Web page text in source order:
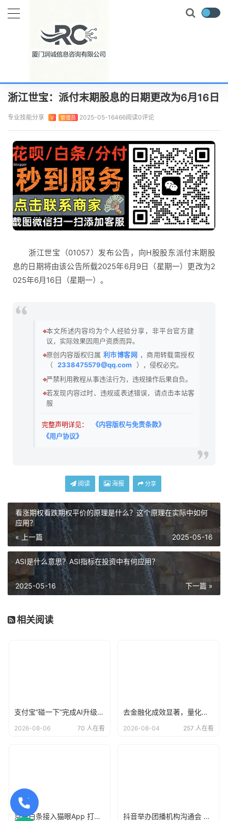
当前位置： 首页 实时要闻
浙江世宝：派付末期股息的日期更改为6月16日
专业技能分享 V 管理员 2025-05-16466阅读0评论
浙江世宝（01057）发布公告，向H股股东派付末期股
息的日期将由该公告所载2025年6月9日（星期一）更改为2
025年6月16日（星期一）。
🔹本文所述内容均为个人经验分享，非平台官方建
议，实际效果因用户资质而异。
🔹原创内容版权归属 利市博客网 ，商用转载需授权
（
2338475579@qq.com
），侵权必究。
🔹严禁利用教程从事违法行为，违规操作后果自负。
🔹若发现内容过时、违规或表述错误，请点击本站客
服
完整声明详见：
《内容版权与免责条款》
《用户协议》
阅读 海报 分享
看涨期权看跌期权平价的原理是什么？这个原理在实际中如何
应用？
« 上一篇
2025-05-16
ASI是什么意思？ASI指标在投资中有何应用？
下一篇 »
2025-05-16
相关阅读
支付宝“碰一下”完成AI升级，用户已达4亿
2026-08-06 70 人在看
去金融化成效显著，量化派羊小咩告别野蛮生长？
2026-08-04 257 人在看
京东白条接入猫眼App 打造“先观影 后付款”便捷支付方式 抖音举办团播机构沟通会 倡议各方共建清朗直播生态